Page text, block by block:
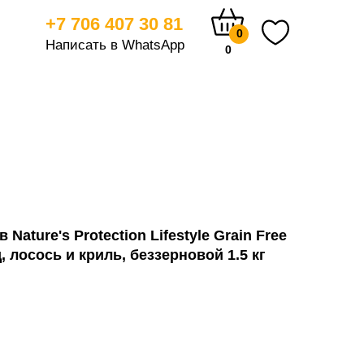
0
0
+7 706 407 30 81
Написать в WhatsApp
Nature's Protection Lifestyle Grain Free
лосось и криль, беззерновой 1.5 кг